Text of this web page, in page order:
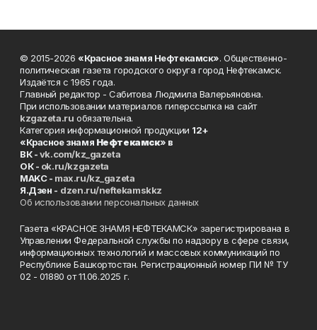
© 2015-2026 «Красное знамя Нефтекамск». Общественно-
политическая газета городского округа город Нефтекамск.
Издаётся с 1965 года.
Главный редактор - Сабитова Людмила Валерьяновна.
При использовании материалов гиперссылка на сайт
kzgazeta.ru обязательна.
Категория информационной продукции 12+
«Красное знамя Нефтекамск» в
ВК -vk.com/kz_gazeta
ОК - ok.ru/kzgazeta
MAKC - max.ru/kz_gazeta
Я.Дзен - dzen.ru/neftekamskkz
Об использовании персональных данных
Газета «КРАСНОЕ ЗНАМЯ НЕФТЕКАМСК» зарегистрирована в
Управлении Федеральной службы по надзору в сфере связи,
информационных технологий и массовых коммуникаций по
Республике Башкортостан. Регистрационный номер ПИ № ТУ
02 - 01880 от 11.06.2025 г.